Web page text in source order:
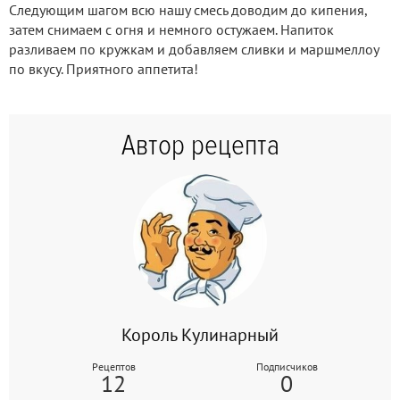
Следующим шагом всю нашу смесь доводим до кипения,
затем снимаем с огня и немного остужаем. Напиток
разливаем по кружкам и добавляем сливки и маршмеллоу
по вкусу. Приятного аппетита!
Автор рецепта
Король Кулинарный
Рецептов
12
Подписчиков
0